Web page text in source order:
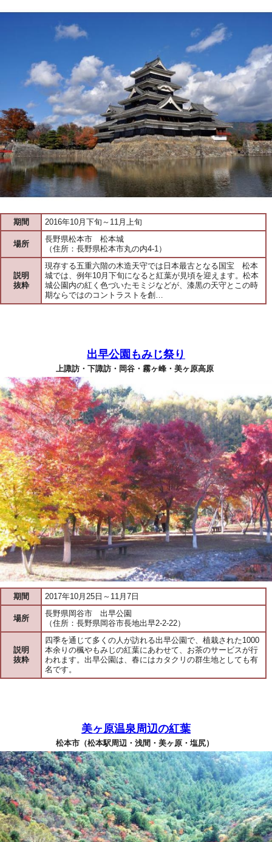
期間 2016年10月下旬～11月上旬
場所
長野県松本市 松本城
（住所：長野県松本市丸の内4-1）
説明
抜粋
現存する五重六階の木造天守では日本最古となる国宝 松本
城では、例年10月下旬になると紅葉が見頃を迎えます。松本
城公園内の紅く色づいたモミジなどが、漆黒の天守とこの時
期ならではのコントラストを創…
出早公園もみじ祭り
上諏訪・下諏訪・岡谷・霧ヶ峰・美ヶ原高原
期間 2017年10月25日～11月7日
場所
長野県岡谷市 出早公園
（住所：長野県岡谷市長地出早2-2-22）
説明
抜粋
四季を通じて多くの人が訪れる出早公園で、植栽された1000
本余りの楓やもみじの紅葉にあわせて、お茶のサービスが行
われます。出早公園は、春にはカタクリの群生地としても有
名です。
美ヶ原温泉周辺の紅葉
松本市（松本駅周辺・浅間・美ヶ原・塩尻）